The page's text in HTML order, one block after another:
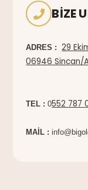
BIZE
ADRES :
29
06946 Sincan/
TEL : 0552 787
MAİL :